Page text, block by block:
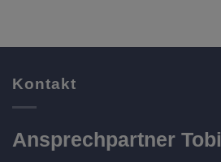
Kontakt
Ansprechpartner Tobi